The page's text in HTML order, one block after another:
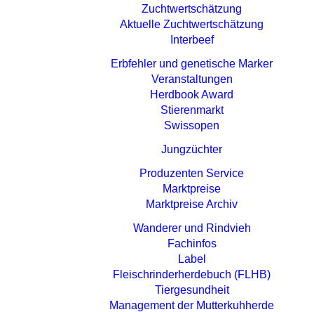
Zuchtwertschätzung
Aktuelle Zuchtwertschätzung
Interbeef
Erbfehler und genetische Marker
Veranstaltungen
Herdbook Award
Stierenmarkt
Swissopen
Jungzüchter
Produzenten Service
Marktpreise
Marktpreise Archiv
Wanderer und Rindvieh
Fachinfos
Label
Fleischrinderherdebuch (FLHB)
Tiergesundheit
Management der Mutterkuhherde